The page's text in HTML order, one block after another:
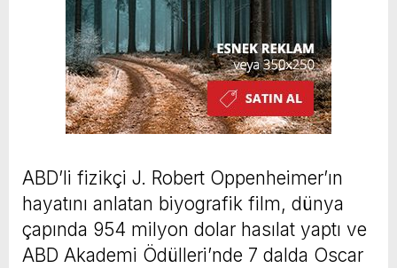
ABD’li fizikçi J. Robert Oppenheimer’ın
hayatını anlatan biyografik film, dünya
çapında 954 milyon dolar hasılat yaptı ve
ABD Akademi Ödülleri’nde 7 dalda Oscar